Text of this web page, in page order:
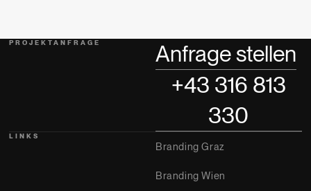
PROJEKTANFRAGE
Anfrage stellen
+43 316 813
330
LINKS
Branding Graz
Branding Wien